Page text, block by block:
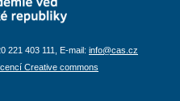
221 403 111, E-mail: info@cas.cz
Creative commons